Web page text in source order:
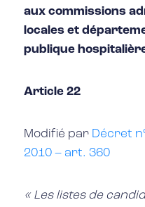
aux commissions
locales et
publique
Article 22
Modifié par Décret
2010 – art. 360
« Les listes de